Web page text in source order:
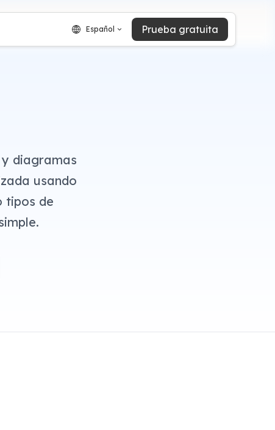
Español Prueba gratuita
diagramas
usando
tipos de